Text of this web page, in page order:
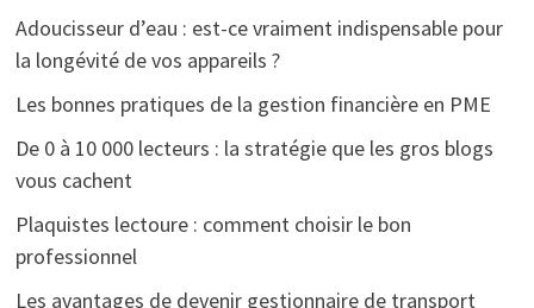
Adoucisseur d’eau : est-ce vraiment indispensable pour
la longévité de vos appareils ?
Les bonnes pratiques de la gestion financière en PME
De 0 à 10 000 lecteurs : la stratégie que les gros blogs
vous cachent
Plaquistes lectoure : comment choisir le bon
professionnel
Les avantages de devenir gestionnaire de transport